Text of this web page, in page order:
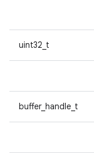
uint32_t
buffer_handle_t